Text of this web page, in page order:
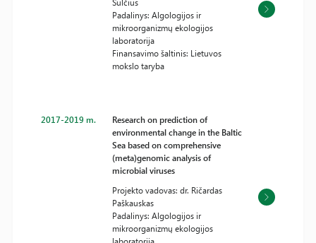
Padalinys: Algologijos ir
mikroorganizmų ekologijos
laboratorija
Finansavimo šaltinis: Lietuvos
mokslo taryba
2017-2019 m.
Research on prediction of
environmental change in the Baltic
Sea based on comprehensive
(meta)genomic analysis of
microbial viruses
Projekto vadovas: dr. Ričardas
Paškauskas
Padalinys: Algologijos ir
mikroorganizmų ekologijos